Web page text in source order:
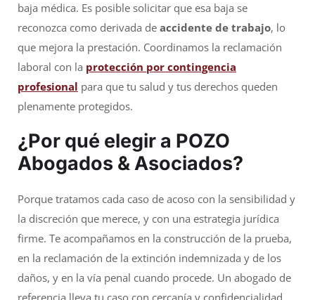
baja médica. Es posible solicitar que esa baja se
reconozca como derivada de accidente de trabajo, lo
que mejora la prestación. Coordinamos la reclamación
laboral con la protección por contingencia
profesional para que tu salud y tus derechos queden
plenamente protegidos.
¿Por qué elegir a POZO
Abogados & Asociados?
Porque tratamos cada caso de acoso con la sensibilidad y
la discreción que merece, y con una estrategia jurídica
firme. Te acompañamos en la construcción de la prueba,
en la reclamación de la extinción indemnizada y de los
daños, y en la vía penal cuando procede. Un abogado de
referencia lleva tu caso con cercanía y confidencialidad.